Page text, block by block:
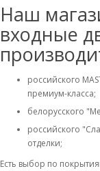
Наш
входные
российского
премиум-класса;
белорусского
российского
отделки;
Есть выбор по